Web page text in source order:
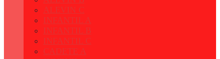
ALEVIN C
INFANTIL A
INFANTIL B
INFANTIL C
CADETE A